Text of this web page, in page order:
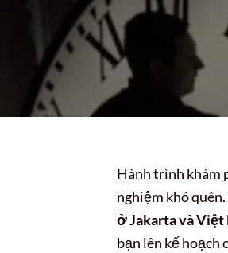
Hành trình khám
nghiệm khó
ở Jakarta và Việt
bạn lên kế hoạch